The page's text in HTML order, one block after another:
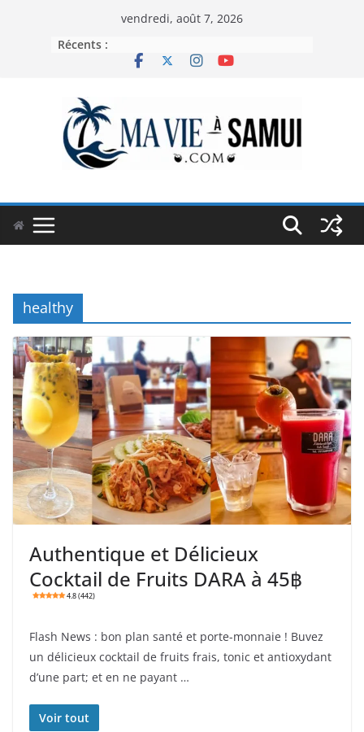
vendredi, août 7, 2026
Récents :
healthy
Authentique et Délicieux
Cocktail de Fruits DARA à 45฿
4.8 (442)
Flash News : bon plan santé et porte-monnaie ! Buvez
un délicieux cocktail de fruits frais, tonic et antioxydant
d’une part; et en ne payant …
Voir tout